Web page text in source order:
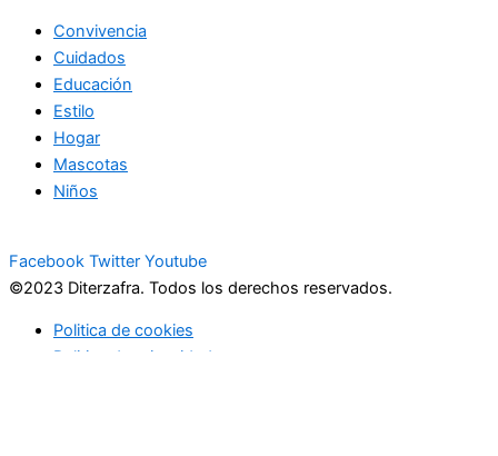
Convivencia
Cuidados
Educación
Estilo
Hogar
Mascotas
Niños
Facebook Twitter Youtube
©2023 Diterzafra. Todos los derechos reservados.
Politica de cookies
Politica de privacidad